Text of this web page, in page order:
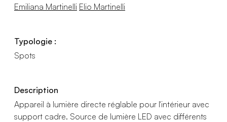
Emiliana Martinelli Elio Martinelli
Typologie :
Spots
Description
Appareil à lumière directe réglable pour l'intérieur avec
support cadre. Source de lumière LED avec différents